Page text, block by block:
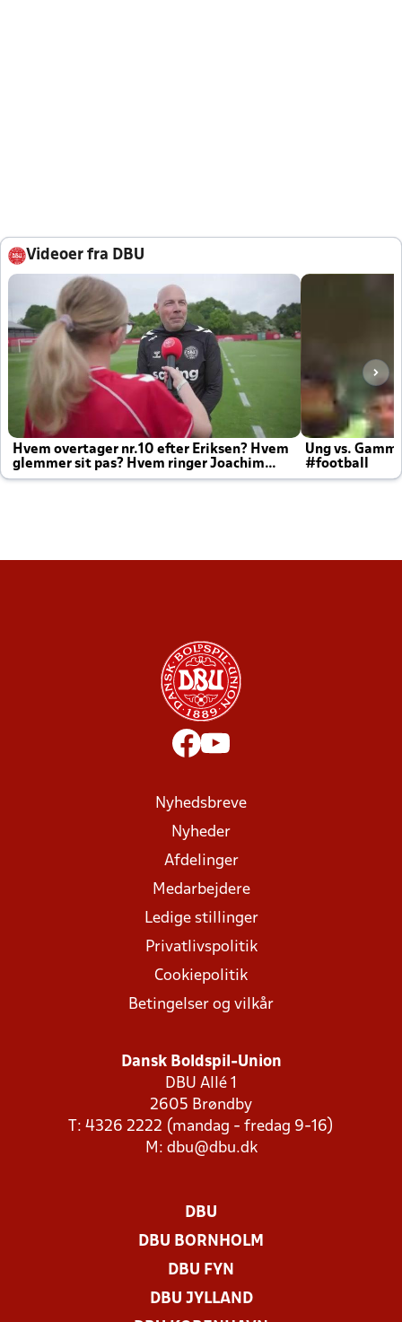
Videoer fra DBU
Hvem overtager nr.10 efter Eriksen? Hvem
glemmer sit pas? Hvem ringer Joachim
altid til efter kampe?
Ung vs.
#football
Nyhedsbreve
Nyheder
Afdelinger
Medarbejdere
Ledige stillinger
Privatlivspolitik
Cookiepolitik
Betingelser og vilkår
Dansk Boldspil-Union
DBU Allé 1
2605 Brøndby
T: 4326 2222 (mandag - fredag 9-16)
M: dbu@dbu.dk
DBU
DBU BORNHOLM
DBU FYN
DBU JYLLAND